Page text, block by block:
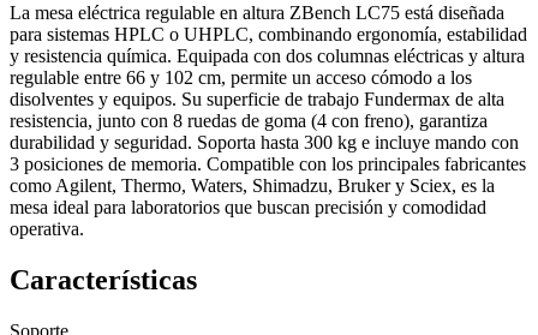
La mesa eléctrica regulable en altura ZBench LC75 está diseñada
para sistemas HPLC o UHPLC, combinando ergonomía, estabilidad
y resistencia química. Equipada con dos columnas eléctricas y altura
regulable entre 66 y 102 cm, permite un acceso cómodo a los
disolventes y equipos. Su superficie de trabajo Fundermax de alta
resistencia, junto con 8 ruedas de goma (4 con freno), garantiza
durabilidad y seguridad. Soporta hasta 300 kg e incluye mando con
3 posiciones de memoria. Compatible con los principales fabricantes
como Agilent, Thermo, Waters, Shimadzu, Bruker y Sciex, es la
mesa ideal para laboratorios que buscan precisión y comodidad
operativa.
Características
Soporte